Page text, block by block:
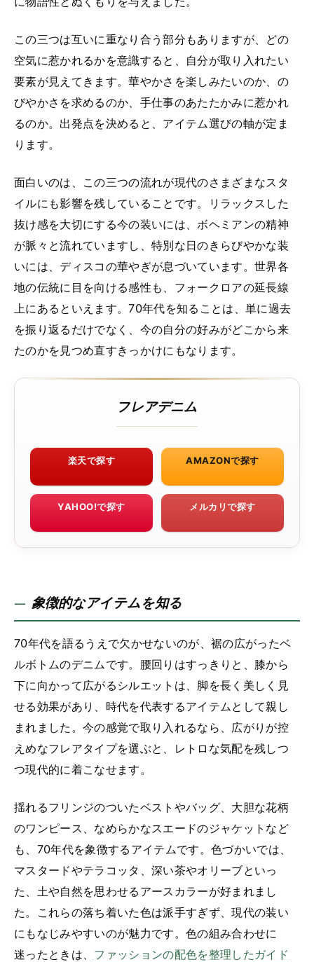
この三つは互いに重なり合う部分もありますが、どの
空気に惹かれるかを意識すると、自分が取り入れたい
要素が見えてきます。華やかさを楽しみたいのか、の
びやかさを求めるのか、手仕事のあたたかみに惹かれ
るのか。出発点を決めると、アイテム選びの軸が定ま
ります。
面白いのは、この三つの流れが現代のさまざまなスタ
イルにも影響を残していることです。リラックスした
抜け感を大切にする今の装いには、ボヘミアンの精神
が脈々と流れていますし、特別な日のきらびやかな装
いには、ディスコの華やぎが息づいています。世界各
地の伝統に目を向ける感性も、フォークロアの延長線
上にあるといえます。70年代を知ることは、単に過去
を振り返るだけでなく、今の自分の好みがどこから来
たのかを見つめ直すきっかけにもなります。
フレアデニム
楽天で探す AMAZONで探す
YAHOO!で探す メルカリで探す
象徴的なアイテムを知る
70年代を語るうえで欠かせないのが、裾の広がったベ
ルボトムのデニムです。腰回りはすっきりと、膝から
下に向かって広がるシルエットは、脚を長く美しく見
せる効果があり、時代を代表するアイテムとして親し
まれました。今の感覚で取り入れるなら、広がりが控
えめなフレアタイプを選ぶと、レトロな気配を残しつ
つ現代的に着こなせます。
揺れるフリンジのついたベストやバッグ、大胆な花柄
のワンピース、なめらかなスエードのジャケットなど
も、70年代を象徴するアイテムです。色づかいでは、
マスタードやテラコッタ、深い茶やオリーブといっ
た、土や自然を思わせるアースカラーが好まれまし
た。これらの落ち着いた色は派手すぎず、現代の装い
にもなじみやすいのが魅力です。色の組み合わせに
迷ったときは、 ファッションの配色を整理したガイド